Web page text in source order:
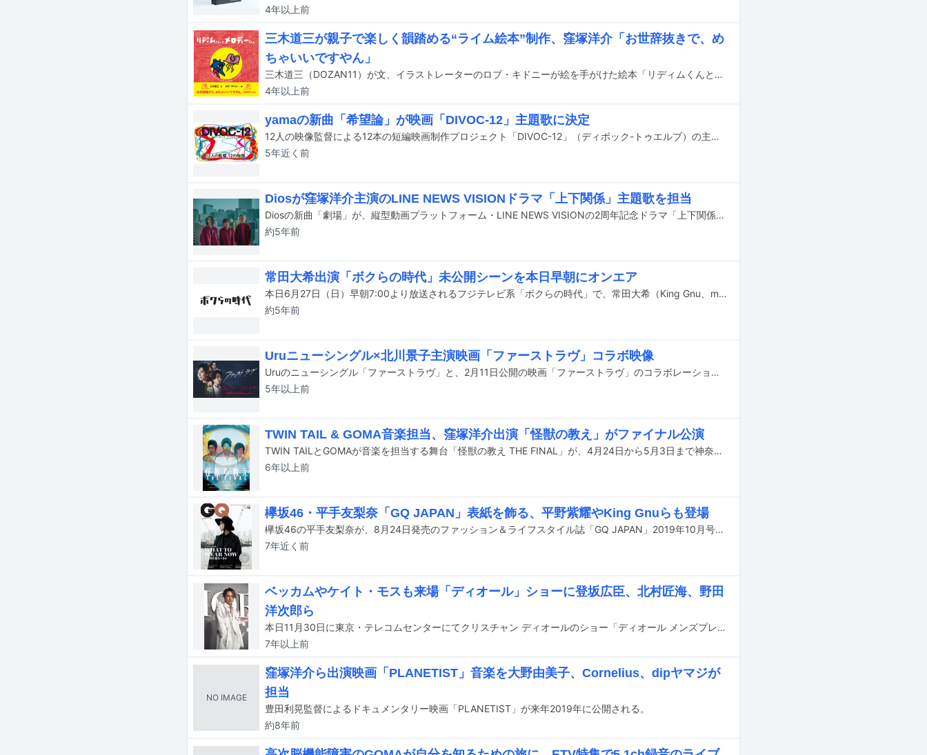
4年以上前
三木道三が親子で楽しく韻踏める“ライム絵本”制作、窪塚洋介「お世辞抜きで、め
ちゃいいですやん」
三木道三（DOZAN11）が文、イラストレーターのロブ・キドニーが絵を手がけた絵本「リディムくんとメロディーちゃん」が12月22日に刊行される。
4年以上前
yamaの新曲「希望論」が映画「DIVOC-12」主題歌に決定
12人の映像監督による12本の短編映画制作プロジェクト「DIVOC-12」（ディボック-トゥエルブ）の主題歌がyama「希望論」に決定した。
5年近く 前
Diosが窪塚洋介主演のLINE NEWS VISIONドラマ「上下関係」主題歌を担当
Diosの新曲「劇場」が、縦型動画プラットフォーム・LINE NEWS VISIONの2周年記念ドラマ「上下関係」の主題歌に決定した。
約5年前
常田大希出演「ボクらの時代」未公開シーンを本日早朝にオンエア
本日6月27日（日）早朝7:00より放送されるフジテレビ系「ボクらの時代」で、常田大希（King Gnu、millennium parade、PERIMETRON）出演回の未公開シーンがオンエアされる。
約5年前
Uruニューシングル×北川景子主演映画「ファーストラヴ」コラボ映像
Uruのニューシングル「ファーストラヴ」と、2月11日公開の映画「ファーストラヴ」のコラボレーション映像がGYAO!で公開された。
5年以上前
TWIN TAIL & GOMA音楽担当、窪塚洋介出演「怪獣の教え」がファイナル公演
TWIN TAILとGOMAが音楽を担当する舞台「怪獣の教え THE FINAL」が、4月24日から5月3日まで神奈川・横浜赤レンガ倉庫 1号館ホールで上演される。
6年以上前
欅坂46・平手友梨奈「GQ JAPAN」表紙を飾る、平野紫耀やKing Gnuらも登場
欅坂46の平手友梨奈が、8月24日発売のファッション＆ライフスタイル誌「GQ JAPAN」2019年10月号の表紙とカバーストーリーに登場する。
7年近く 前
ベッカムやケイト・モスも来場「ディオール」ショーに登坂広臣、北村匠海、野田
洋次郎ら
本日11月30日に東京・テレコムセンターにてクリスチャン ディオールのショー「ディオール メンズプレフォール2019コレクション」が行われ、登坂広臣（三代目 J Soul Brothers from EXILE TRIBE）、野田洋次郎（RADWIMPS）、北村匠海（DISH//）、窪塚洋介らが来場した。
7年以上前
NO IMAGE
窪塚洋介ら出演映画「PLANETIST」音楽を大野由美子、Cornelius、dipヤマジが
担当
豊田利晃監督によるドキュメンタリー映画「PLANETIST」が来年2019年に公開される。
約8年前